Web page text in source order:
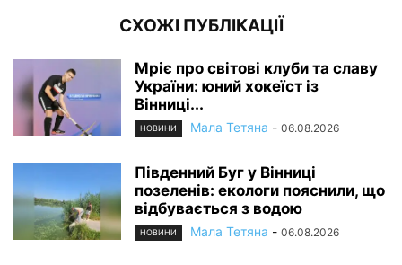
СХОЖІ ПУБЛІКАЦІЇ
Мріє про світові клуби та славу
України: юний хокеїст із
Вінниці...
НОВИНИ Мала Тетяна - 06.08.2026
Південний Буг у Вінниці
позеленів: екологи пояснили, що
відбувається з водою
НОВИНИ Мала Тетяна - 06.08.2026